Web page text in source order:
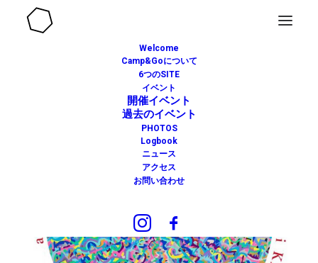
Welcome
Camp&Goについて
6つのSITE
イベント
開催イベント
過去のイベント
PHOTOS
Logbook
ニュース
アクセス
お問い合わせ